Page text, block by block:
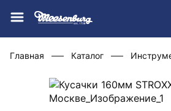
Главная Каталог